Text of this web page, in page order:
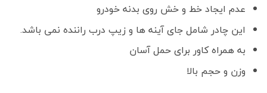
عدم ایجاد خط و خش روی بدنه خودرو
این چادر شامل جای آینه ها و زیپ درب راننده نمی باشد.
به همراه کاور برای حمل آسان
وزن و حجم بالا